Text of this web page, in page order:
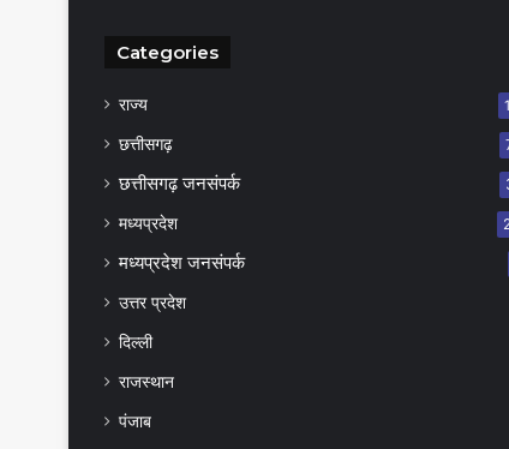
Categories
राज्य
छत्तीसगढ़
छत्तीसगढ़ जनसंपर्क
मध्यप्रदेश
मध्यप्रदेश जनसंपर्क
उत्तर प्रदेश
दिल्ली
राजस्थान
पंजाब